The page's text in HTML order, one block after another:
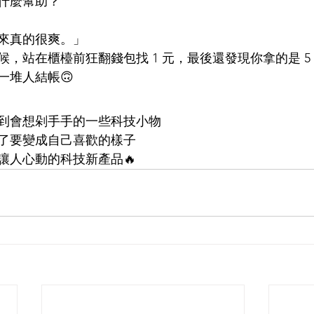
真的很爽。」
，站在櫃檯前狂翻錢包找 1 元，最後還發現你拿的是
堆人結帳🙃
會想剁手手的一些科技小物
要變成自己喜歡的樣子
人心動的科技新產品🔥